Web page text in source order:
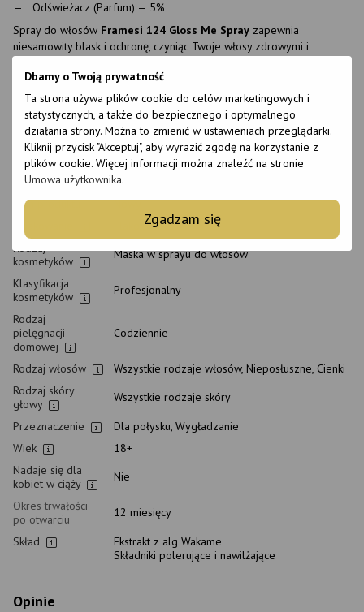
Dbamy o Twoją prywatność
Ta strona używa plików cookie do celów marketingowych i
statystycznych, a także do bezpiecznego i optymalnego
działania strony. Można to zmienić w ustawieniach przeglądarki.
Kliknij przycisk "Akceptuj", aby wyrazić zgodę na korzystanie z
plików cookie. Więcej informacji można znaleźć na stronie
Umowa użytkownika.
Zgadzam się
Odświeżacz (Parfum) — 5%
Spray do włosów Framesi 124 Gloss Me Spray zapewnia
niesamowity blask i ochronę, czyniąc Twoje włosy zdrowymi i
Cechy
Marka
Framesi
Kraj produkcji
Włochy
Wielkość
150 ml
Stan produktu
Nowy
Flakon
Rodzaj
kosmetyków
Maska w sprayu do włosów
Klasyfikacja
kosmetyków
Profesjonalny
Rodzaj
pielęgnacji
domowej
Codziennie
Rodzaj włosów
Wszystkie rodzaje włosów, Nieposłuszne, Cienki
Rodzaj skóry
głowy
Wszystkie rodzaje skóry
Przeznaczenie
Dla połysku, Wygładzanie
Wiek
18+
Nadaje się dla
kobiet w ciąży
Nie
Okres trwałości
po otwarciu
12 miesięcy
Skład
Ekstrakt z alg Wakame
Składniki polerujące i nawilżające
Opinie